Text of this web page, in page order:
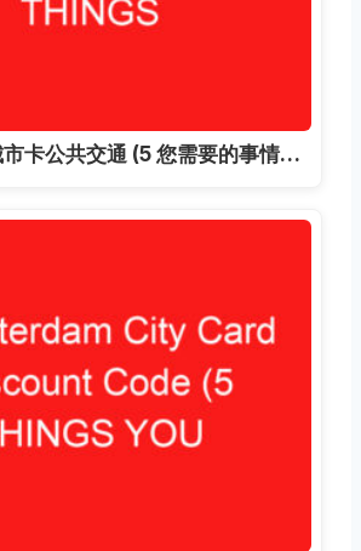
卡公共交通 (5 您需要的事情…